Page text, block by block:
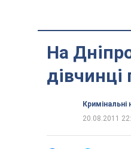
На
дівчинці
Кримінальні
20.08.2011